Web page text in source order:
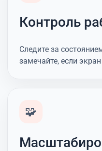
Контроль
Следите за
замечайте, если
🧩